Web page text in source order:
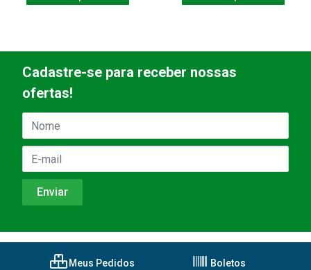
Cadastre-se para receber nossas
ofertas!
Meus Pedidos Boletos